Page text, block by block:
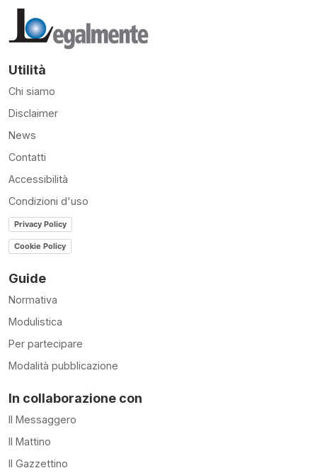
Utilità
Chi siamo
Disclaimer
News
Contatti
Accessibilità
Condizioni d'uso
Privacy Policy
Cookie Policy
Guide
Normativa
Modulistica
Per partecipare
Modalità pubblicazione
In collaborazione con
Il Messaggero
Il Mattino
Il Gazzettino